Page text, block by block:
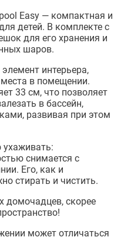
Easy — компактная и
детей. В комплекте с
для его хранения и
шаров.
интерьера,
в помещении.
33 см, что позволяет
в бассейн,
развивая при этом
ухаживать:
снимается с
Его, как и
стирать и чистить.
домочадцев, скорее
может отличаться